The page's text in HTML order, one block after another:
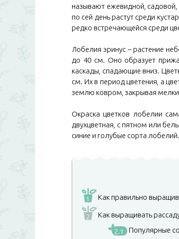
называют ежевидной,
по сей день растут среди
редко встречающейся среди
Лобелия эринус – растение
до 40 см. Оно образует
каскады, спадающие вниз.
см. Их в период цветения, а
землю ковром, закрывая
Окраска цветков лобелии
двухцветная, с пятном или
синие и голубые сорта лобелий.
1 Как правильно
2
Как выращивать
2.1 Популярные